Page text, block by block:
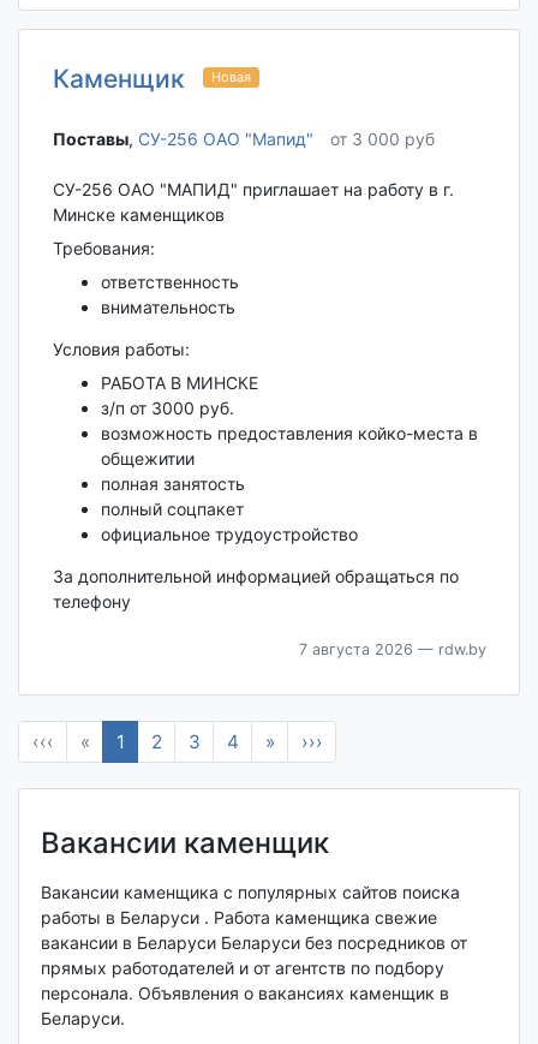
Каменщик Новая
Поставы‎, СУ-256 ОАО "Мапид" от 3 000 руб
СУ-256 ОАО "МАПИД" приглашает на работу в г.
Минске каменщиков
Требования:
ответственность
внимательность
Условия работы:
РАБОТА В МИНСКЕ
з/п от 3000 руб.
возможность предоставления койко-места в
общежитии
полная занятость
полный соцпакет
официальное трудоустройство
За дополнительной информацией обращаться по
телефону
7 августа 2026 — rdw.by
‹‹‹ « 1 2 3 4 » ›››
Вакансии каменщик
Вакансии каменщика с популярных сайтов поиска
работы в Беларуси . Работа каменщика свежие
вакансии в Беларуси Беларуси без посредников от
прямых работодателей и от агентств по подбору
персонала. Объявления о вакансиях каменщик в
Беларуси.